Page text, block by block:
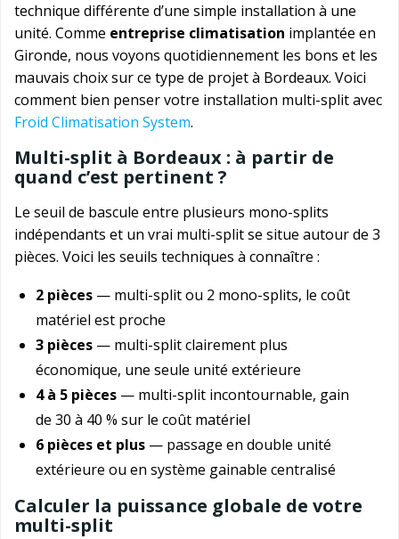
technique différente d’une simple installation à une
unité. Comme entreprise climatisation implantée en
Gironde, nous voyons quotidiennement les bons et les
mauvais choix sur ce type de projet à Bordeaux. Voici
comment bien penser votre installation multi-split avec
Froid Climatisation System.
Multi-split à Bordeaux : à partir de
quand c’est pertinent ?
Le seuil de bascule entre plusieurs mono-splits
indépendants et un vrai multi-split se situe autour de 3
pièces. Voici les seuils techniques à connaître :
2 pièces — multi-split ou 2 mono-splits, le coût
matériel est proche
3 pièces — multi-split clairement plus
économique, une seule unité extérieure
4 à 5 pièces — multi-split incontournable, gain
de 30 à 40 % sur le coût matériel
6 pièces et plus — passage en double unité
extérieure ou en système gainable centralisé
Calculer la puissance globale de votre
multi-split